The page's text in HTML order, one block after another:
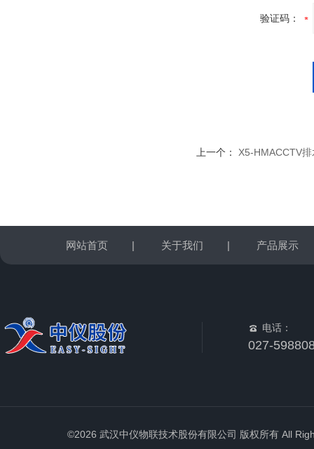
验证码：
上一个： X5-HMACCTV
网站首页 | 关于我们 | 产品展示
电话：
027-
©2026 武汉中仪物联技术股份有限公司 版权所有 All